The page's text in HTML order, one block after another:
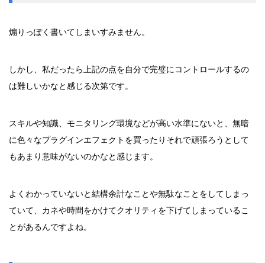
煽りっぽく書いてしまいすみません。
しかし、私だったら上記の点を自分で完璧にコントロールするの
は難しいかなと感じる次第です。
スキルや知識、モニタリング環境などが高い水準にないと、無暗
に色々なプラグインエフェクトを買ったりそれで頑張ろうとして
もあまり意味がないのかなと感じます。
よくわかっていないと結構余計なことや無駄なことをしてしまっ
ていて、カネや時間をかけてクオリティを下げてしまっているこ
とがあるんですよね。